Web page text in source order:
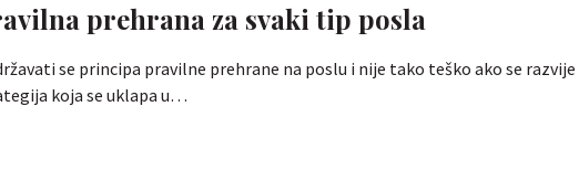
prehrana za svaki tip posla
se principa pravilne prehrane na poslu i nije tako teško ako se razvije
koja se uklapa u…